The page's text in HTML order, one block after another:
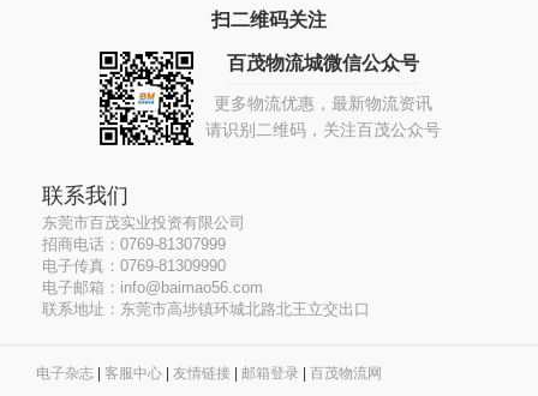
扫二维码关注
百茂物流城微信公众号
更多物流优惠，最新物流资讯
请识别二维码，关注百茂公众号
联系我们
东莞市百茂实业投资有限公司
招商电话：0769-81307999
电子传真：0769-81309990
电子邮箱：info@baimao56.com
联系地址：东莞市高埗镇环城北路北王立交出口
电子杂志 客服中心 友情链接 邮箱登录 百茂物流网